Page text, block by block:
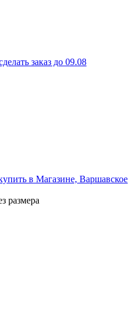
заказ до 09.08
в Магазине, Варшавское
размера